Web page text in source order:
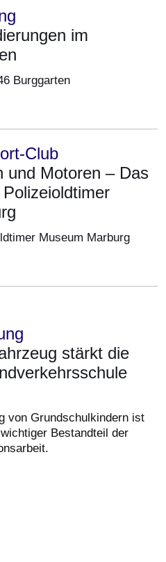
im
Burggarten
Club
und Motoren – Das
Museum Marburg
stärkt die
von Grundschulkindern ist
Bestandteil der